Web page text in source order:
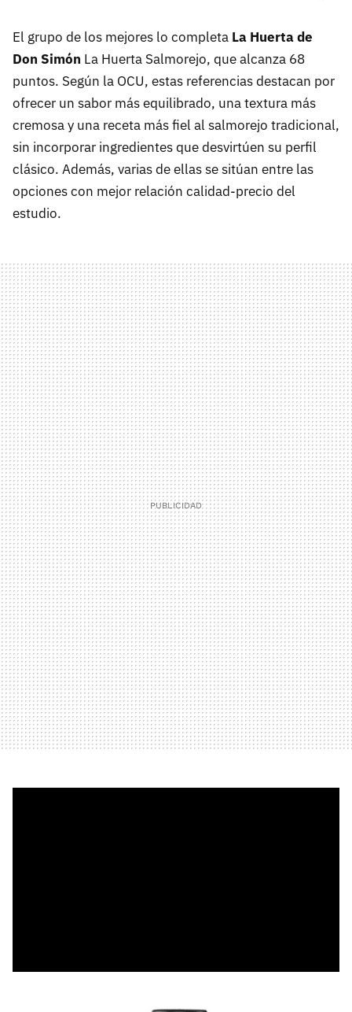
El grupo de los mejores lo completa La Huerta de
Don Simón La Huerta Salmorejo, que alcanza 68
puntos. Según la OCU, estas referencias destacan por
ofrecer un sabor más equilibrado, una textura más
cremosa y una receta más fiel al salmorejo tradicional,
sin incorporar ingredientes que desvirtúen su perfil
clásico. Además, varias de ellas se sitúan entre las
opciones con mejor relación calidad-precio del
estudio.